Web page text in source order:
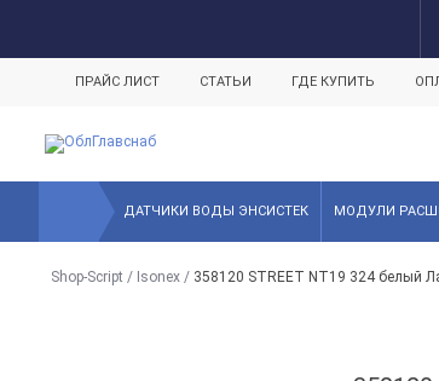
ПРАЙС ЛИСТ СТАТЬИ ГДЕ КУПИТЬ
ДАТЧИКИ ВОДЫ ЭНСИСТЕК МОДУЛИ
Shop-Script / Isonex / 358120 STREET NT19 324 белый